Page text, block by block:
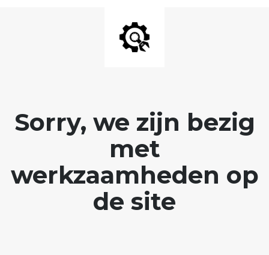
Sorry, we zijn bezig
met
werkzaamheden op
de site